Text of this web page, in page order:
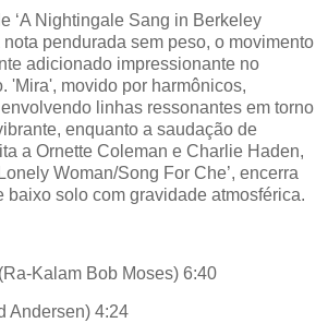
‘A Nightingale Sang in Berkeley
nota pendurada sem peso, o movimento
adicionado impressionante no
'Mira', movido por harmônicos,
linhas ressonantes em torno
enquanto a saudação de
a Ornette Coleman e Charlie Haden,
Woman/Song For Che’, encerra
baixo solo com gravidade atmosférica.
Kalam Bob Moses) 6:40
Andersen) 4:24